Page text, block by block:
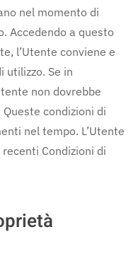
nel momento di
Accedendo a questo
l’Utente conviene e
utilizzo. Se in
non dovrebbe
condizioni di
nel tempo. L’Utente
Condizioni di